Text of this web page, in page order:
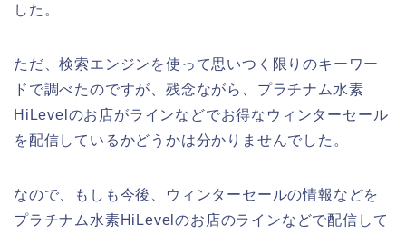
した。
ただ、検索エンジンを使って思いつく限りのキーワー
ドで調べたのですが、残念ながら、プラチナム水素
HiLevelのお店がラインなどでお得なウィンターセール
を配信しているかどうかは分かりませんでした。
なので、もしも今後、ウィンターセールの情報などを
プラチナム水素HiLevelのお店のラインなどで配信して